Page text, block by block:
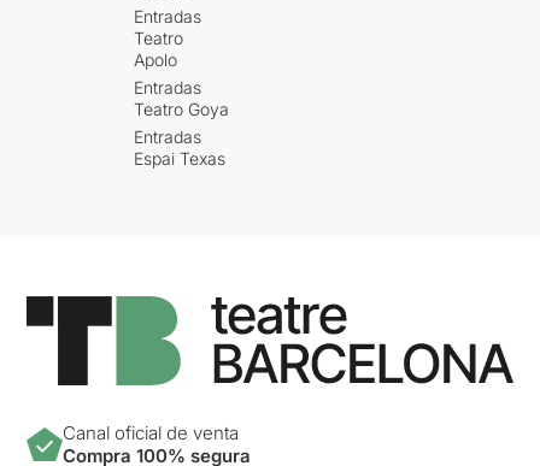
Entradas
Teatro
Apolo
Entradas
Teatro Goya
Entradas
Espai Texas
Canal oficial de venta
Compra 100% segura